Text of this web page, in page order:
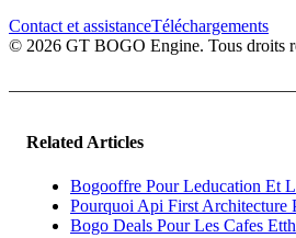
Contact et assistanceTéléchargements
© 2026 GT BOGO Engine. Tous droits
Related Articles
Bogooffre Pour Leducation Et
Pourquoi Api First Architecture
Bogo Deals Pour Les Cafes